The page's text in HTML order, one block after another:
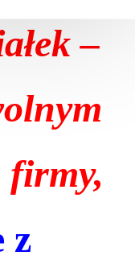
–
firmy,
z
działań na
np. umowy
przez nas
w
właścicieli
organu
ochrony mienia i
obsługi